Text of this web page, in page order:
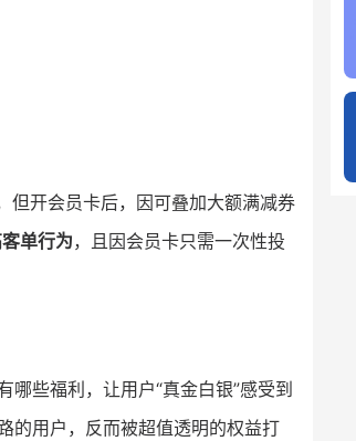
开会员卡后，因可叠加大额满减券
单行为，且因会员卡只需一次性投
些福利，让用户“真金白银”感受到
的用户，反而被超值透明的权益打